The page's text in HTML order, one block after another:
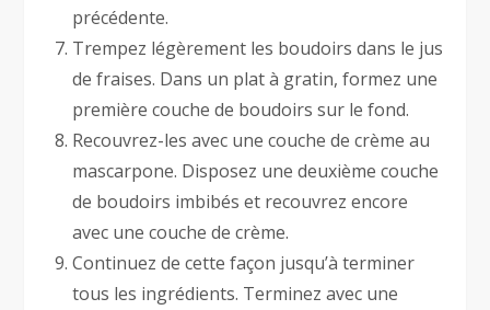
précédente.
Trempez légèrement les boudoirs dans le jus
de fraises. Dans un plat à gratin, formez une
première couche de boudoirs sur le fond.
Recouvrez-les avec une couche de crème au
mascarpone. Disposez une deuxième couche
de boudoirs imbibés et recouvrez encore
avec une couche de crème.
Continuez de cette façon jusqu’à terminer
tous les ingrédients. Terminez avec une